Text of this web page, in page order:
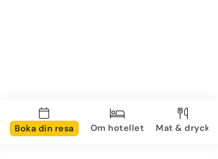
Boka din resa Om hotellet Mat & dryck